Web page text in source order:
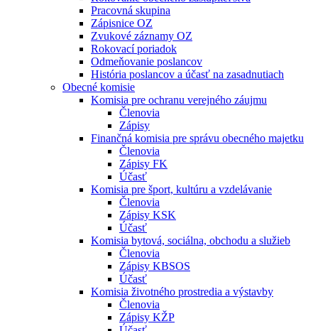
Pracovná skupina
Zápisnice OZ
Zvukové záznamy OZ
Rokovací poriadok
Odmeňovanie poslancov
História poslancov a účasť na zasadnutiach
Obecné komisie
Komisia pre ochranu verejného záujmu
Členovia
Zápisy
Finančná komisia pre správu obecného majetku
Členovia
Zápisy FK
Účasť
Komisia pre šport, kultúru a vzdelávanie
Členovia
Zápisy KSK
Účasť
Komisia bytová, sociálna, obchodu a služieb
Členovia
Zápisy KBSOS
Účasť
Komisia životného prostredia a výstavby
Členovia
Zápisy KŽP